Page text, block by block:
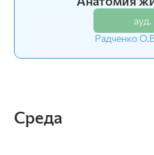
Радченко
Среда